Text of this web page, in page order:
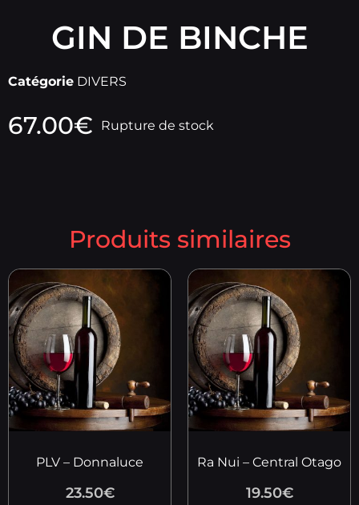
GIN DE BINCHE
Catégorie DIVERS
67.00€ Rupture de stock
Produits similaires
PLV – Donnaluce
23.50€
Ra Nui – Central Otago
19.50€